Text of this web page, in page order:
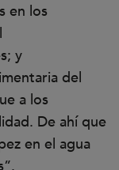
en los
y
del
a los
De ahí que
en el agua